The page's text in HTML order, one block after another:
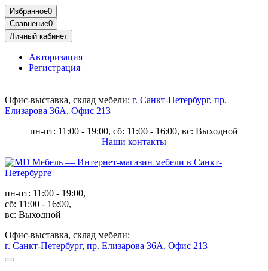
Избранное0
Сравнение0
Личный кабинет
Авторизация
Регистрация
Офис-выставка, склад мебели: г. Санкт-Петербург, пр.
Елизарова 36А, Офис 213
пн-пт: 11:00 - 19:00, сб: 11:00 - 16:00, вс: Выходной
Наши контакты
пн-пт: 11:00 - 19:00,
сб: 11:00 - 16:00,
вс: Выходной
Офис-выставка, склад мебели:
г. Санкт-Петербург, пр. Елизарова 36А, Офис 213